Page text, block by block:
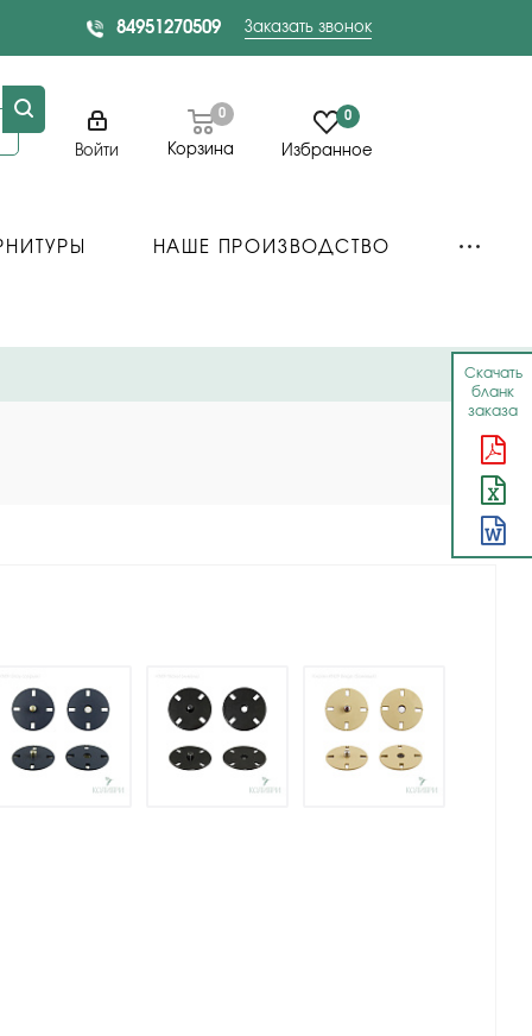
Скачать
бланк
заказа
84951270509 Заказать звонок
Войти Корзина
0 0
Избранное
НАШЕ ПРОИЗВОДСТВО